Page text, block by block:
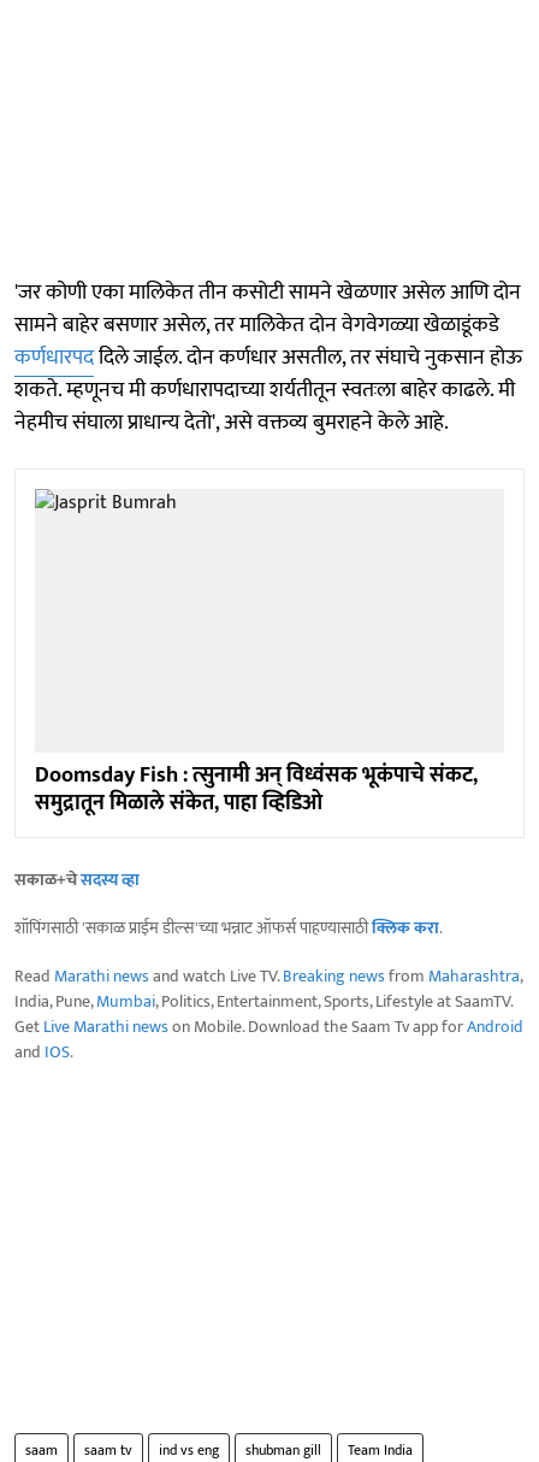
'जर कोणी एका मालिकेत तीन कसोटी सामने खेळणार असेल आणि दोन
सामने बाहेर बसणार असेल, तर मालिकेत दोन वेगवेगळ्या खेळाडूंकडे
कर्णधारपददिले जाईल. दोन कर्णधार असतील, तर संघाचे नुकसान होऊ
शकते. म्हणूनच मी कर्णधारापदाच्या शर्यतीतून स्वतःला बाहेर काढले. मी
नेहमीच संघाला प्राधान्य देतो', असे वक्तव्य बुमराहने केले आहे.
Doomsday Fish : त्सुनामी अन् विध्वंसक भूकंपाचे संकट,
समुद्रातून मिळाले संकेत, पाहा व्हिडिओ
सकाळ+चेसदस्य व्हा
शॉपिंगसाठी 'सकाळ प्राईम डील्स'च्या भन्नाट ऑफर्स पाहण्यासाठीक्लिक करा.
Read Marathi newsand watch Live TV.Breaking newsfrom Maharashtra,
India, Pune,Mumbai, Politics, Entertainment, Sports, Lifestyle at SaamTV.
GetLive Marathi newson Mobile. Download the Saam Tv app forAndroid
and IOS.
saam saam tv ind vs eng shubman gill
Team India